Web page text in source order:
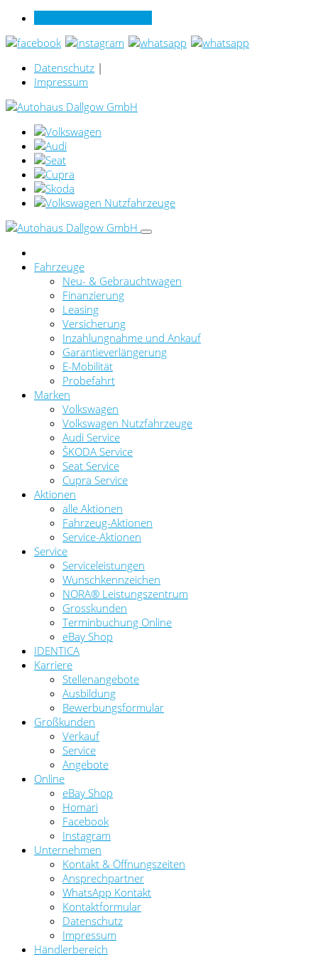
Datenschutz |
Impressum
Fahrzeuge
Neu- & Gebrauchtwagen
Finanzierung
Leasing
Versicherung
Inzahlungnahme und Ankauf
Garantieverlängerung
E-Mobilität
Probefahrt
Marken
Volkswagen
Volkswagen Nutzfahrzeuge
Audi Service
ŠKODA Service
Seat Service
Cupra Service
Aktionen
alle Aktionen
Fahrzeug-Aktionen
Service-Aktionen
Service
Serviceleistungen
Wunschkennzeichen
NORA® Leistungszentrum
Grosskunden
Terminbuchung Online
eBay Shop
IDENTICA
Karriere
Stellenangebote
Ausbildung
Bewerbungsformular
Großkunden
Verkauf
Service
Angebote
Online
eBay Shop
Homari
Facebook
Instagram
Unternehmen
Kontakt & Öffnungszeiten
Ansprechpartner
WhatsApp Kontakt
Kontaktformular
Datenschutz
Impressum
Händlerbereich